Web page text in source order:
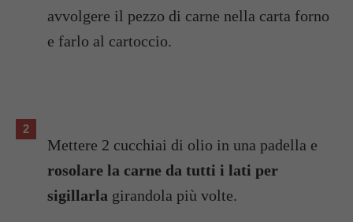
avvolgere il pezzo di carne nella carta forno
e farlo al cartoccio.
Mettere 2 cucchiai di olio in una padella e
rosolare la carne da tutti i lati per
sigillarla girandola più volte.